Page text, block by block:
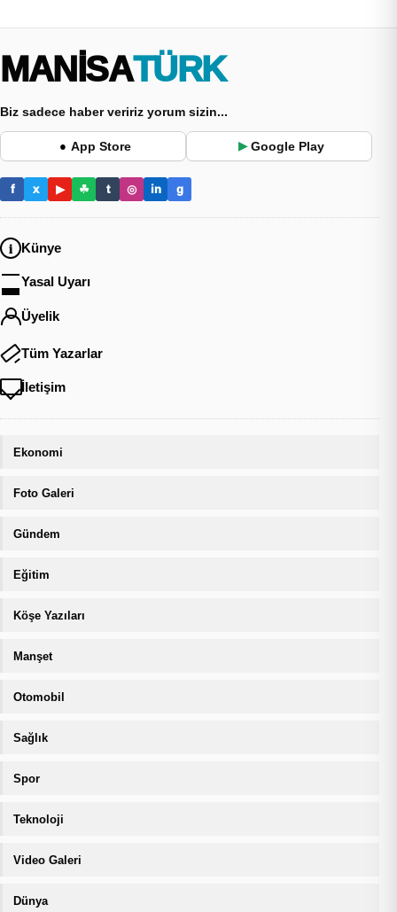
MANİSA TÜRK
Biz sadece haber veririz yorum sizin...
● App Store ▶ Google Play
f x ▶ ☘ t ◎ in g
Künye
Yasal Uyarı
Üyelik
Tüm Yazarlar
İletişim
Ekonomi
Foto Galeri
Gündem
Eğitim
Köşe Yazıları
Manşet
Otomobil
Sağlık
Spor
Teknoloji
Video Galeri
Dünya